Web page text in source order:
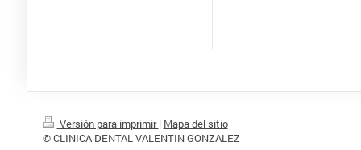
Versión para imprimir| Mapa del sitio
© CLINICA DENTAL VALENTIN GONZALEZ